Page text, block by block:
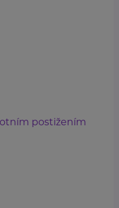
postižením